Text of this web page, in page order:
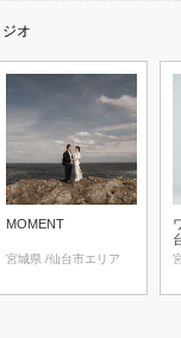
オ
MOMENT
宮城県 /仙台市エリア